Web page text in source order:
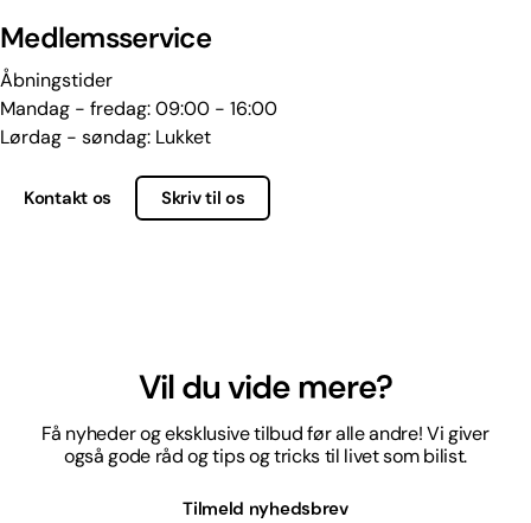
Medlemsservice
Åbningstider
Mandag - fredag: 09:00 - 16:00
Lørdag - søndag: Lukket
Kontakt os Skriv til os
Vil du vide mere?
Få nyheder og eksklusive tilbud før alle andre! Vi giver
også gode råd og tips og tricks til livet som bilist.
Tilmeld nyhedsbrev